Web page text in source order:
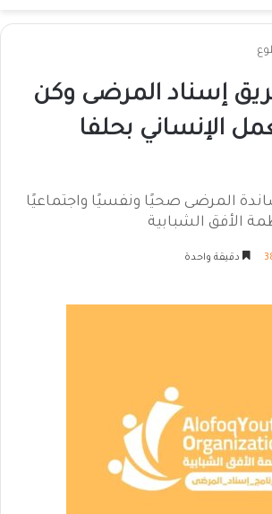
إسناد المرضى وكن
الإنساني بحلفا
المرضى صحيًا ونفسيًا واجتماعيًا
الأفق الشبابية
دقيقة واحدة